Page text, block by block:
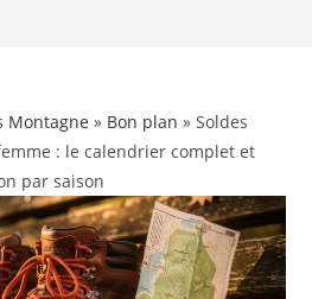
Montagne » Bon plan » Soldes
: le calendrier complet et
par saison